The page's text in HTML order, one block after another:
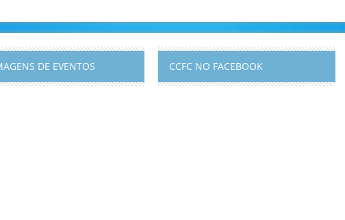
DE EVENTOS CCFC NO FACEBOOK